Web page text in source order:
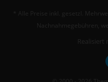
* Alle Preise inkl. gesetzl.
Nachnahmegebühren,
Realisiert